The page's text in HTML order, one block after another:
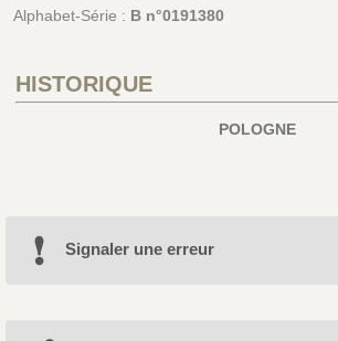
Alphabet-Série : B n°0191380
HISTORIQUE
POLOGNE
Signaler une erreur